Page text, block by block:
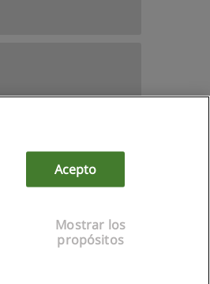
Acepto
Mostrar los
propósitos